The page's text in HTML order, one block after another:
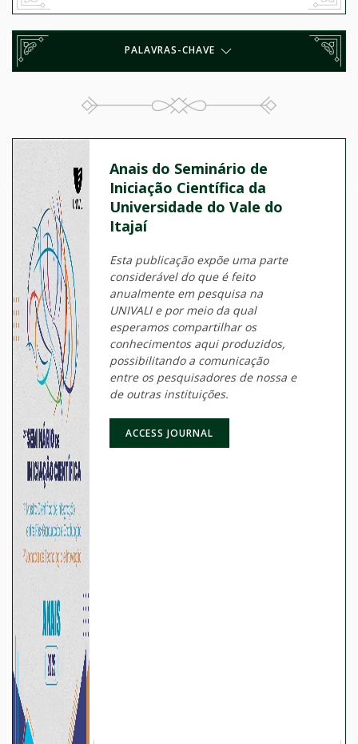
PALAVRAS-CHAVE
Anais do Seminário de
Iniciação Científica da
Universidade do Vale do
Itajaí
Esta publicação expõe uma parte
considerável do que é feito
anualmente em pesquisa na
UNIVALI e por meio da qual
esperamos compartilhar os
conhecimentos aqui produzidos,
possibilitando a comunicação
entre os pesquisadores de nossa e
de outras instituições.
ACCESS JOURNAL